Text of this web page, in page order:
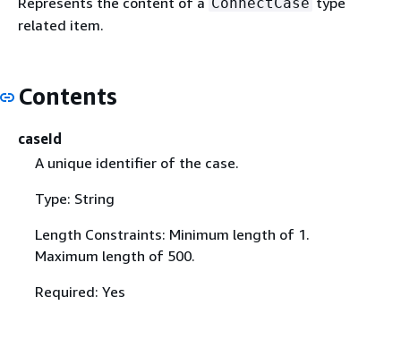
related item.
Contents
caseId
A unique identifier of the case.
Type: String
Length Constraints: Minimum length of 1.
Maximum length of 500.
Required: Yes